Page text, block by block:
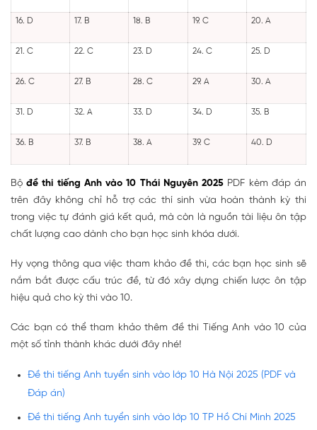
16. D 17. B 18. B 19. C 20. A
21. C 22. C 23. D 24. C 25. D
26. C 27. B 28. C 29. A 30. A
31. D 32. A 33. D 34. D 35. B
36. B 37. B 38. A 39. C 40. D
Bộđề thi tiếng Anh vào 10 Thái Nguyên 2025 PDF kèm đáp án
trên đây không chỉ hỗ trợ các thí sinh vừa hoàn thành kỳ thi
trong việc tự đánh giá kết quả, mà còn là nguồn tài liệu ôn tập
chất lượng cao dành cho bạn học sinh khóa dưới.
Hy vọng thông qua việc tham khảo đề thi, các bạn học sinh sẽ
nắm bắt được cấu trúc đề, từ đó xây dựng chiến lược ôn tập
hiệu quả cho kỳ thi vào 10.
Các bạn có thể tham khảo thêm đề thi Tiếng Anh vào 10 của
một số tỉnh thành khác dưới đây nhé!
Đề thi tiếng Anh tuyển sinh vào lớp 10 Hà Nội 2025 (PDF và
Đáp án)
Đề thi tiếng Anh tuyển sinh vào lớp 10 TP Hồ Chí Minh 2025